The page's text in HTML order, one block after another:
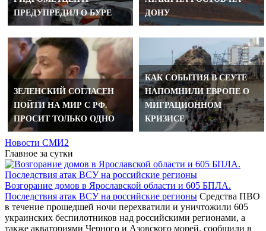
ПРЕДУПРЕДИЛ О БУРЕ
ДОНУ
ЗЕЛЕНСКИЙ СОГЛАСЕН
ПОЙТИ НА МИР С РФ.
ПРОСИТ ТОЛЬКО ОДНО
КАК СОБЫТИЯ В СЕУТЕ
НАПОМНИЛИ ЕВРОПЕ О
МИГРАЦИОННОМ
КРИЗИСЕ
Новости СМИ2
Главное за сутки
Возгорание домов в Ярославской области и 605 БПЛА.
Последствия атак ВСУ на российские регионы Средства ПВО
в течение прошедшей ночи перехватили и уничтожили 605
украинских беспилотников над российскими регионами, а
также акваториями Черного и Азовского морей, сообщили в